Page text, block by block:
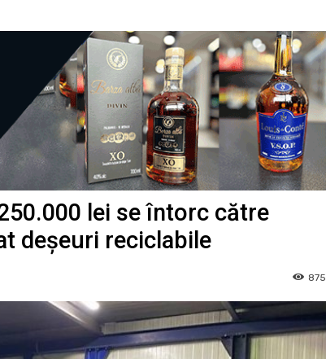
lei se întorc către
deșeuri reciclabile
875